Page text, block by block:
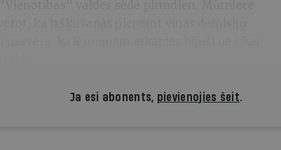
Ja esi abonents, pievienojies šeit.